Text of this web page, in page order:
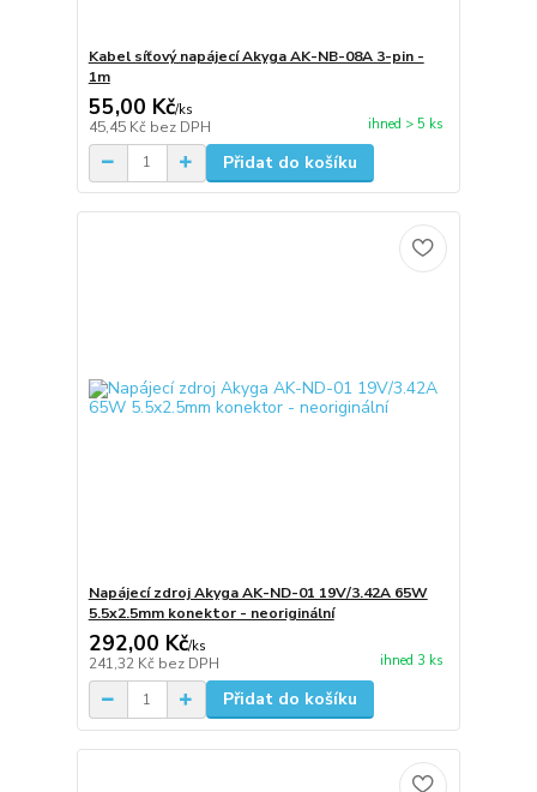
Kabel síťový napájecí Akyga AK-NB-08A 3-pin -
1m
55,00 Kč/ks
45,45 Kč bez DPH ihned > 5 ks
Přidat do košíku
Napájecí zdroj Akyga AK-ND-01 19V/3.42A 65W
5.5x2.5mm konektor - neoriginální
292,00 Kč/ks
241,32 Kč bez DPH ihned 3 ks
Přidat do košíku